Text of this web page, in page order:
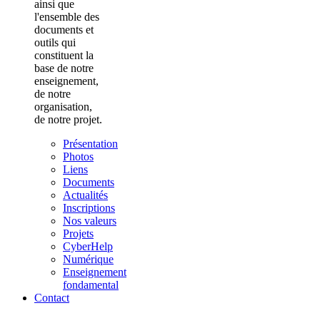
ainsi que
l'ensemble des
documents et
outils qui
constituent la
base de notre
enseignement,
de notre
organisation,
de notre projet.
Présentation
Photos
Liens
Documents
Actualités
Inscriptions
Nos valeurs
Projets
CyberHelp
Numérique
Enseignement
fondamental
Contact